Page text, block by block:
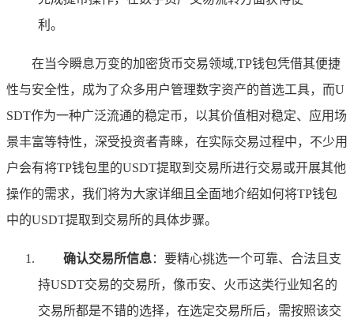
利。
在当今瞬息万变的加密货币交易领域,TP钱包凭借其便捷
性与安全性，成为了众多用户管理数字资产的首选工具，而U
SDT作为一种广泛流通的稳定币，以其价值相对稳定、应用场
景丰富等特性，深受投资者青睐，在实际交易过程中，不少用
户会有将TP钱包里的USDT提取到交易所进行交易或开展其他
操作的需求，我们将为大家详细且全面地介绍如何将TP钱包
中的USDT提取到交易所的具体步骤。
确认交易所信息：要精心挑选一个可靠、合法且支
持USDT交易的交易所，像币安、火币这类行业知名的
交易所都是不错的选择，在选定交易所后，需按照该交